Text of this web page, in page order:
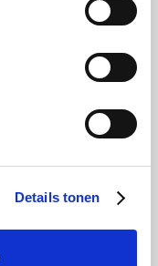
Details tonen
DeubaXXL